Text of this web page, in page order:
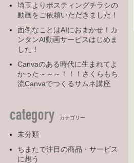
埼玉よりポスティングチラシの
動画をご依頼いただきました！
面倒なことはAIにおまかせ！カ
ンタンAI動画サービスはじめま
した！
Canvaのある時代に生まれてよ
かった～～～！！！さくらもち
流Canvaでつくるサムネ講座
カテゴリー
未分類
ちまたで注目の商品・サービス
に想う